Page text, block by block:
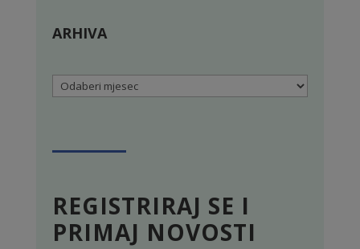
ARHIVA
Arhiva
REGISTRIRAJ SE I
PRIMAJ NOVOSTI